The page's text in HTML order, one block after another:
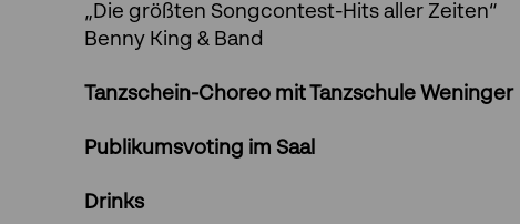
„Die größten Songcontest-Hits aller Zeiten“
Benny King & Band
Tanzschein-Choreo mit Tanzschule Weninger
Publikumsvoting im Saal
Drinks